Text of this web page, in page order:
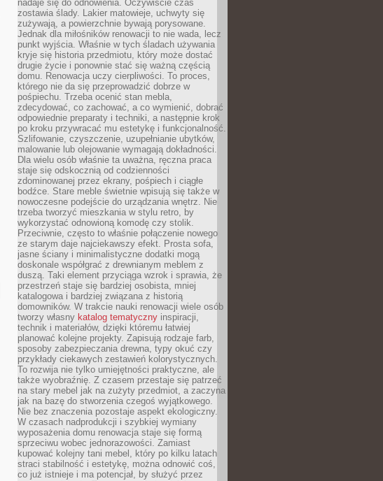
nadaje się do odnowienia. Oczywiście czas
zostawia ślady. Lakier matowieje, uchwyty się
zużywają, a powierzchnie bywają porysowane.
Jednak dla miłośników renowacji to nie wada, lecz
punkt wyjścia. Właśnie w tych śladach używania
kryje się historia przedmiotu, który może dostać
drugie życie i ponownie stać się ważną częścią
domu. Renowacja uczy cierpliwości. To proces,
którego nie da się przeprowadzić dobrze w
pośpiechu. Trzeba ocenić stan mebla,
zdecydować, co zachować, a co wymienić, dobrać
odpowiednie preparaty i techniki, a następnie krok
po kroku przywracać mu estetykę i funkcjonalność.
Szlifowanie, czyszczenie, uzupełnianie ubytków,
malowanie lub olejowanie wymagają dokładności.
Dla wielu osób właśnie ta uważna, ręczna praca
staje się odskocznią od codzienności
zdominowanej przez ekrany, pośpiech i ciągłe
bodźce. Stare meble świetnie wpisują się także w
nowoczesne podejście do urządzania wnętrz. Nie
trzeba tworzyć mieszkania w stylu retro, by
wykorzystać odnowioną komodę czy stolik.
Przeciwnie, często to właśnie połączenie nowego
ze starym daje najciekawszy efekt. Prosta sofa,
jasne ściany i minimalistyczne dodatki mogą
doskonale współgrać z drewnianym meblem z
duszą. Taki element przyciąga wzrok i sprawia, że
przestrzeń staje się bardziej osobista, mniej
katalogowa i bardziej związana z historią
domowników. W trakcie nauki renowacji wiele osób
tworzy własny katalog tematyczny inspiracji,
technik i materiałów, dzięki któremu łatwiej
planować kolejne projekty. Zapisują rodzaje farb,
sposoby zabezpieczania drewna, typy okuć czy
przykłady ciekawych zestawień kolorystycznych.
To rozwija nie tylko umiejętności praktyczne, ale
także wyobraźnię. Z czasem przestaje się patrzeć
na stary mebel jak na zużyty przedmiot, a zaczyna
jak na bazę do stworzenia czegoś wyjątkowego.
Nie bez znaczenia pozostaje aspekt ekologiczny.
W czasach nadprodukcji i szybkiej wymiany
wyposażenia domu renowacja staje się formą
sprzeciwu wobec jednorazowości. Zamiast
kupować kolejny tani mebel, który po kilku latach
straci stabilność i estetykę, można odnowić coś,
co już istnieje i ma potencjał, by służyć przez